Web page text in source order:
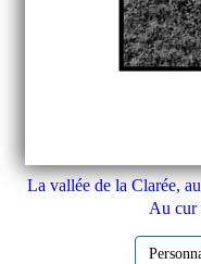
La vallée de la Clarée,
Au